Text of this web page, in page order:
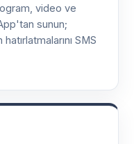
video ve
sunun;
SMS